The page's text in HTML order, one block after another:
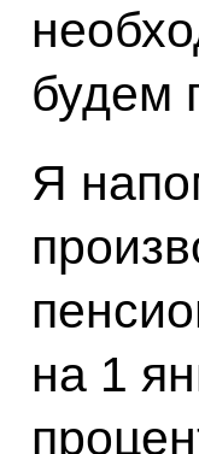
будем
Я
на 1